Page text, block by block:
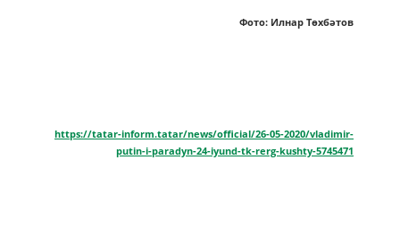
Фото: Илнар Төхбәтов
https://tatar-inform.tatar/news/official/26-05-2020/vladimir-
putin-i-paradyn-24-iyund-tk-rerg-kushty-5745471